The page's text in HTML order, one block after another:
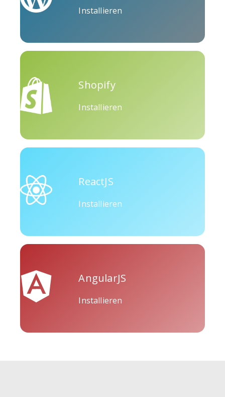
Amazon Discord
Houzz
Tripadvisor Vimeo
Installieren
Shopify
Installieren
ReactJS
Installieren
AngularJS
Installieren